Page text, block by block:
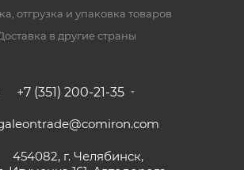
отгрузка и упаковка товаров
в другие страны
+7 (351) 200-21-35
454082, г. Челябинск,